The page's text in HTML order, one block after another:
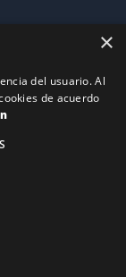
×
del usuario. Al
de acuerdo